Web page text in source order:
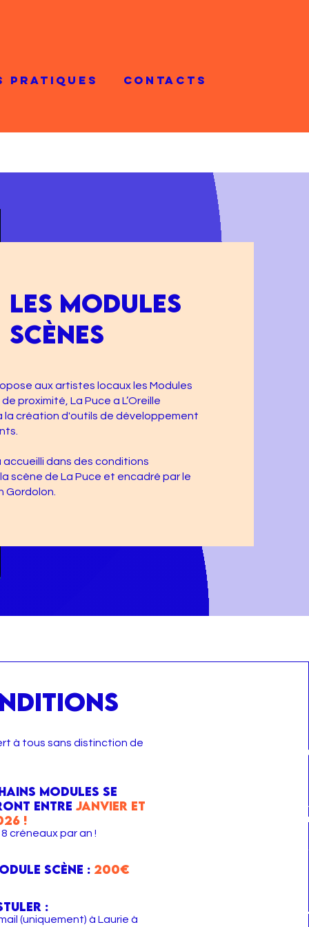
PRATIQUES CONTACTS
LES MODULES
SCÈNES
aux artistes locaux les Modules
proximité, La Puce a L’Oreille
la création d'outils de développement
dans des conditions
scène de La Puce et encadré par le
Gordolon.
à tous sans distinction de
modules se
ENTRE janvier et
!
créneaux par an !
scène : 200€​
:
(uniquement) à Laurie à
ET LES
• Ex-directeur de
• Ex-directeur du
Printemps de
JOHN